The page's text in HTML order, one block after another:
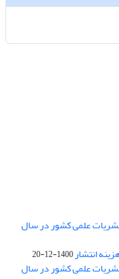
علمی کشور در سال
انتشار1400-12-20
علمی کشور در سال